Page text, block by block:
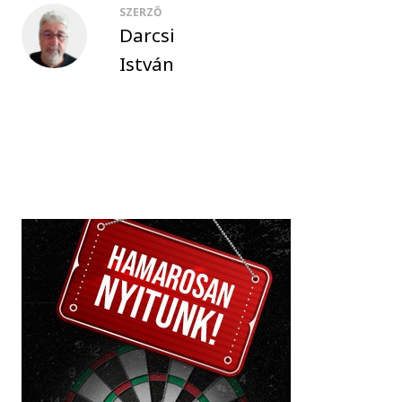
SZERZŐ
Darcsi
István